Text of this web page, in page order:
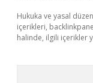
Hukuka ve yasal
içerikleri,
halinde, ilgili içerikler